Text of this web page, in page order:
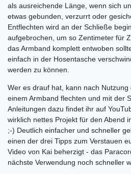
als ausreichende Länge, wenn sich
etwas gebunden, verzurrt oder
Entflechten wird an der Schließe
aufgebrochen, um so Zentimeter für
das Armband komplett entwoben
einfach in der Hosentasche
werden zu können.
Wer es drauf hat, kann nach
einem Armband flechten und mit der
Anleitungen dazu findet ihr auf
wirklich nettes Projekt für den Abend
;-) Deutlich einfacher und schneller
einen der drei Tipps zum Verstauen
Video von Kai beherzigt - das
nächste Verwendung noch schneller